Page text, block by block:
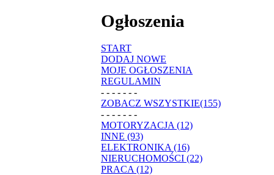
Ogłoszenia
START
DODAJ NOWE
MOJE OGŁOSZENIA
REGULAMIN
- - - - - - -
ZOBACZ WSZYSTKIE(155)
- - - - - - -
MOTORYZACJA (12)
INNE (93)
ELEKTRONIKA (16)
NIERUCHOMOŚCI (22)
PRACA (12)